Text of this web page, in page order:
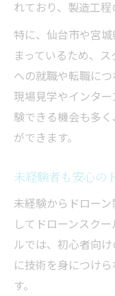
指す
未経験者
容
ドローン
製造現場
クール
未経験で
仙台で注目さ
び方
仙台のド
ツ
口コミで
れており、製造工程
特に、仙台市や宮
まっているため、
への就職や転職につ
現場見学やインタ
験できる機会も多
ができます。
未経験者も安心の
未経験からドロー
してドローンスク
ルでは、初心者向
に技術を身につけ
す。